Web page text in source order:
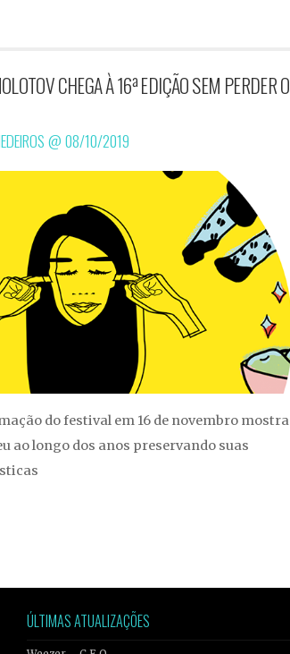
CHEGA À 16ª EDIÇÃO SEM PERDER O
@08/10/2019
do festival em 16 de novembro mostra
ao longo dos anos preservando suas
ÚLTIMAS ATUALIZAÇÕES